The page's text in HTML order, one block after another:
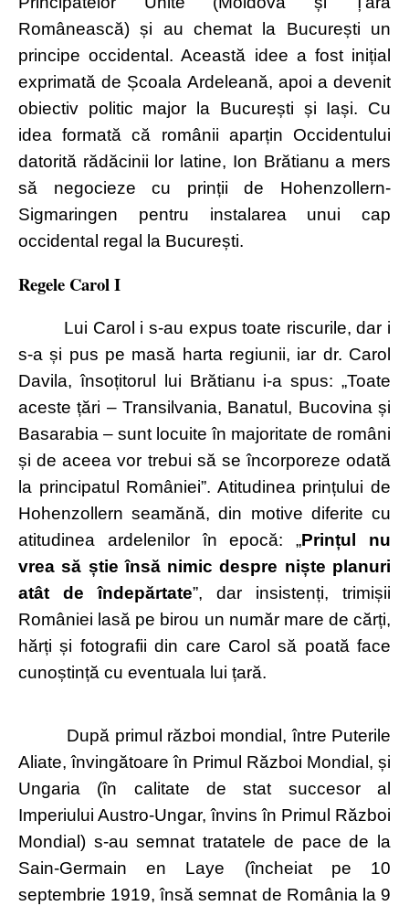
Românească) și au chemat la București un
principe occidental. Această idee a fost inițial
exprimată de Școala Ardeleană, apoi a devenit
obiectiv politic major la București și Iași. Cu
idea formată că românii aparțin Occidentului
datorită rădăcinii lor latine, Ion Brătianu a mers
să negocieze cu prinții de Hohenzollern-
Sigmaringen pentru instalarea unui cap
occidental regal la București.
Regele Carol I
Lui Carol i s-au expus toate riscurile, dar i
s-a și pus pe masă harta regiunii, iar dr. Carol
Davila, însoțitorul lui Brătianu i-a spus: „Toate
aceste țări – Transilvania, Banatul, Bucovina și
Basarabia – sunt locuite în majoritate de români
și de aceea vor trebui să se încorporeze odată
la principatul României”. Atitudinea prințului de
Hohenzollern seamănă, din motive diferite cu
atitudinea ardelenilor în epocă: „Prințul nu
vrea să știe însă nimic despre niște planuri
atât de îndepărtate”, dar insistenți, trimișii
României lasă pe birou un număr mare de cărți,
hărți și fotografii din care Carol să poată face
cunoștință cu eventuala lui țară.
După primul război mondial, între Puterile
Aliate, învingătoare în Primul Război Mondial, și
Ungaria (în calitate de stat succesor al
Imperiului Austro-Ungar, învins în Primul Război
Mondial) s-au semnat tratatele de pace de la
Sain-Germain en Laye (încheiat pe 10
septembrie 1919, însă semnat de România la 9